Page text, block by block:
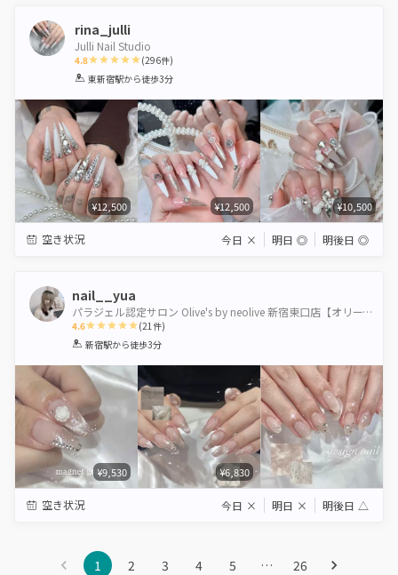
rina_julli
Julli Nail Studio
4.8
1 2 3 4 5
(296件)
東新宿駅から徒歩3分
¥12,500 ¥12,500 ¥10,500
空き状況 今日 × 明日 ◎ 明後日 ◎
nail__yua
パラジェル認定サロン Olive's by neolive 新宿東口店【オリーブスバイネオリーブ】
4.6
1 2 3 4 5
(21 件)
新宿駅から徒歩3分
¥9,530 ¥6,830
空き状況 今日 × 明日 × 明後日 △
1 2 3 4 5 … 26